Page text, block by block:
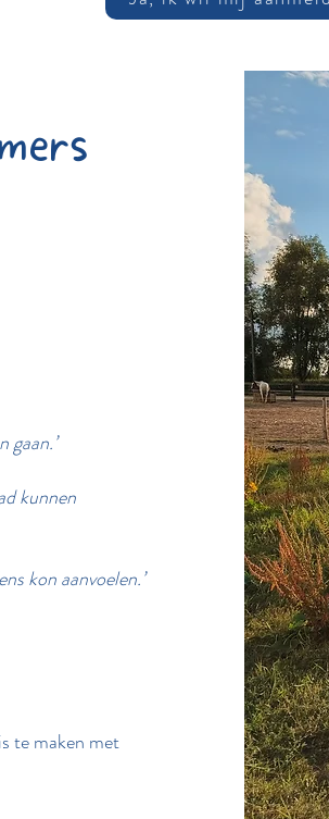
kunnen
kon aanvoelen.’
te maken met